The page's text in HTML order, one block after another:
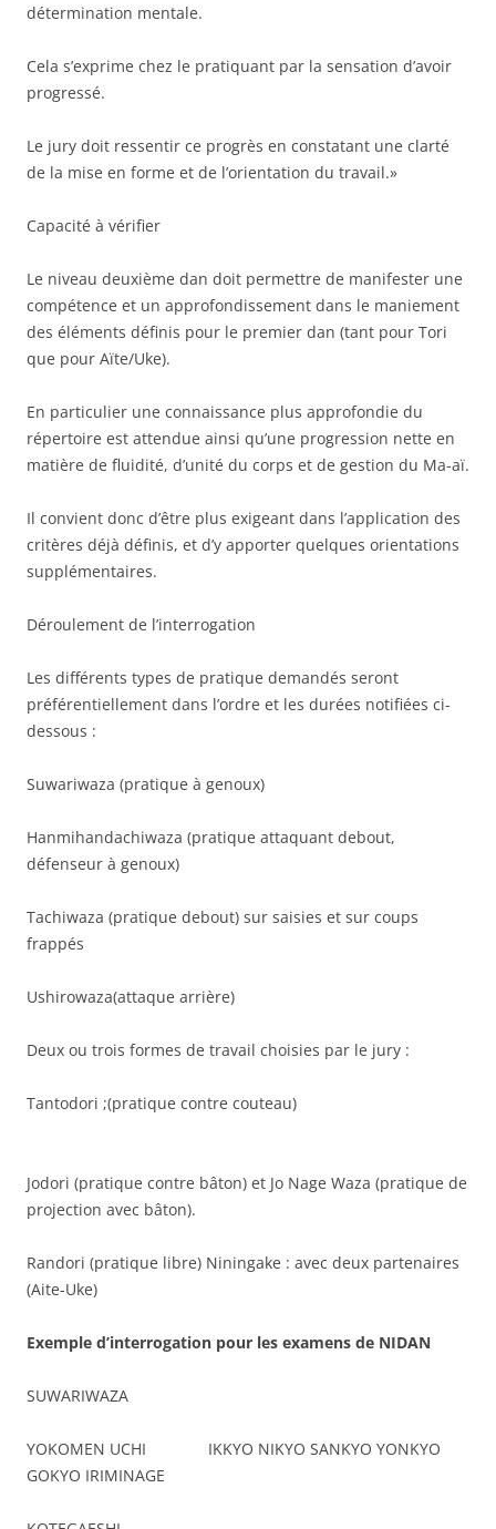
détermination mentale.
Cela s’exprime chez le pratiquant par la sensation d’avoir
progressé.
Le jury doit ressentir ce progrès en constatant une clarté
de la mise en forme et de l’orientation du travail.»
Capacité à vérifier
Le niveau deuxième dan doit permettre de manifester une
compétence et un approfondissement dans le maniement
des éléments définis pour le premier dan (tant pour Tori
que pour Aïte/Uke).
En particulier une connaissance plus approfondie du
répertoire est attendue ainsi qu’une progression nette en
matière de fluidité, d’unité du corps et de gestion du Ma-aï.
Il convient donc d’être plus exigeant dans l’application des
critères déjà définis, et d’y apporter quelques orientations
supplémentaires.
Déroulement de l’interrogation
Les différents types de pratique demandés seront
préférentiellement dans l’ordre et les durées notifiées ci-
dessous :
Suwariwaza (pratique à genoux)
Hanmihandachiwaza (pratique attaquant debout,
défenseur à genoux)
Tachiwaza (pratique debout) sur saisies et sur coups
frappés
Ushirowaza(attaque arrière)
Deux ou trois formes de travail choisies par le jury :
Tantodori ;(pratique contre couteau)
Jodori (pratique contre bâton) et Jo Nage Waza (pratique de
projection avec bâton).
Randori (pratique libre) Niningake : avec deux partenaires
(Aite-Uke)
Exemple d’interrogation pour les examens de NIDAN
SUWARIWAZA
YOKOMEN UCHI IKKYO NIKYO SANKYO YONKYO
GOKYO IRIMINAGE